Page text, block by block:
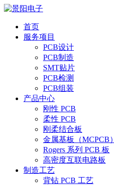
首页
服务项目
PCB设计
PCB制造
SMT贴片
PCB检测
PCB组装
产品中心
刚性 PCB
柔性 PCB
刚柔结合板
金属基板（MCPCB）
Rogers 系列 PCB 板
高密度互联电路板
制造工艺
背钻 PCB 工艺